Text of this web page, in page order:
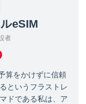
eSIM
者
算をかけずに信頼
というフラストレ
ドである私は、ア